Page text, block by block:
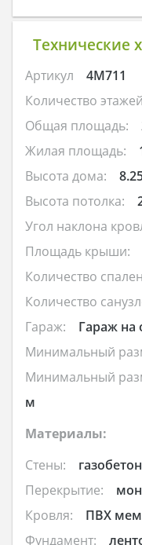
Технические
Артикул
4M711
Количество
Общая площадь:
Жилая площадь:
Высота дома:
Высота потолка:
Угол наклона
Площадь крыши:
Количество
Количество
Гараж:
Гараж на
Минимальный
Минимальный
м
Материалы:
Стены:
Перекрытие:
Кровля:
ПВХ
Фундамент: